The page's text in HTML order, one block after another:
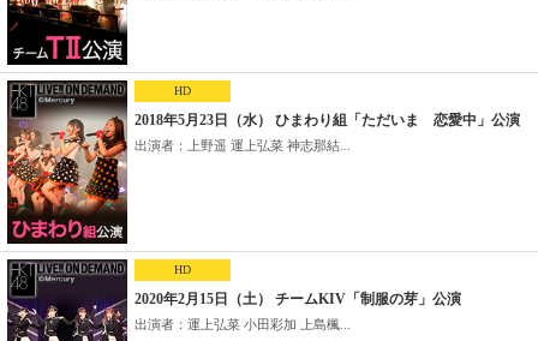
HD
2018年5月23日（水） ひまわり組「ただいま 恋愛中」公演
出演者：上野遥 運上弘菜 神志那結...
HD
2020年2月15日（土） チームKIV「制服の芽」公演
出演者：運上弘菜 小田彩加 上島楓...